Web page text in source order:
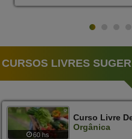
CURSOS LIVRES
60 hs
Curso Livre
Orgânica